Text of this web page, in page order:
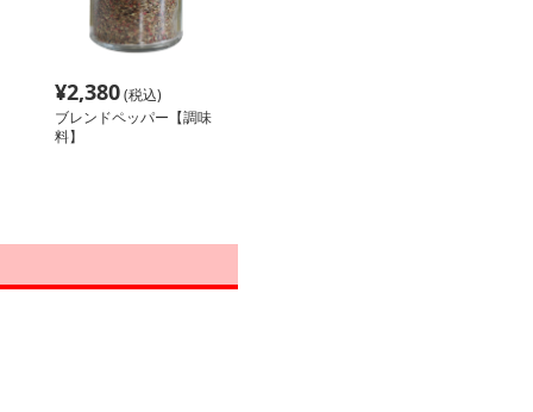
¥2,380(税込)
ブレンドペッパー【調味
料】